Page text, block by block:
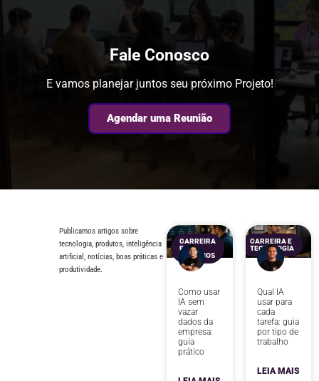
Fale Conosco
E vamos planejar juntos seu próximo Projeto!
Agendar uma Reunião
Publicamos artigos sobre
tecnologia, produtos, inteligência
artificial, notícias, boas práticas e
produtividade.
CARREIRA
E
NEGÓCIOS
Como usar
IA sem
vazar
dados da
empresa:
guia
prático
CARREIRA E
TECNOLOGIA
Qual IA
usar para
cada
tarefa: guia
por tipo de
trabalho
LEIA MAIS